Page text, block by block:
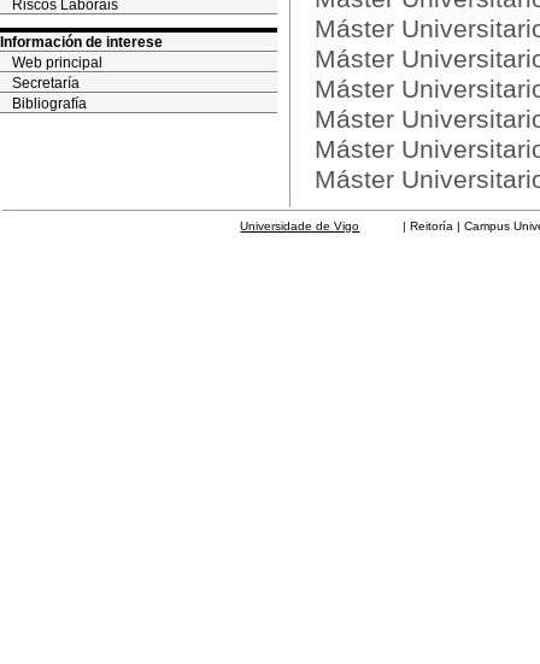
Riscos Laborais
Información de interese
Web principal
Secretaría
Bibliografía
Máster
Máster
Máster
Máster
Máster
Máster
Universidade de Vigo | Reitoría | Campus